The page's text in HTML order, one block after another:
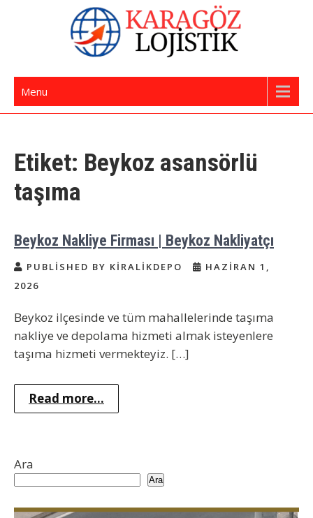
İstanbul Evden Eve Nakliye | İstanbul
Nakliyat
Menu
Etiket: Beykoz asansörlü
taşıma
Beykoz Nakliye Firması | Beykoz Nakliyatçı
PUBLISHED BY KIRALIKDEPO
HAZIRAN 1,
2026
Beykoz ilçesinde ve tüm mahallelerinde taşıma
nakliye ve depolama hizmeti almak isteyenlere
taşıma hizmeti vermekteyiz. […]
Read more...
Ara
Ara